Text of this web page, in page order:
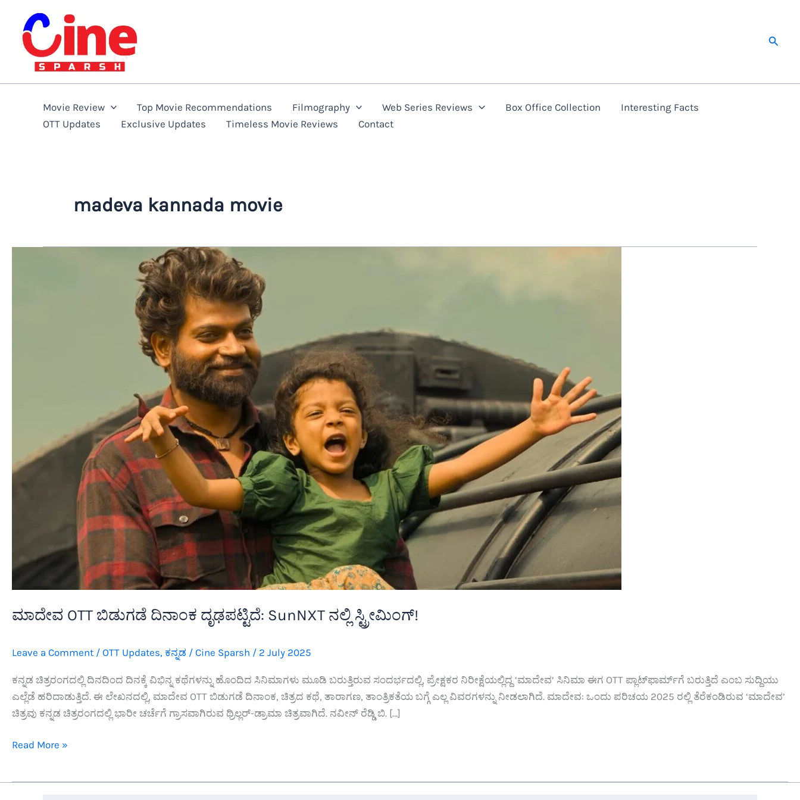
content
Movie Review Top Movie Recommendations Filmography Web Series Reviews Box Office Collection
Interesting Facts
OTT Updates
Exclusive Updates Timeless Movie Reviews Contact
madeva kannada movie
ಮಾದೇವ OTT ಬಿಡುಗಡೆ ದಿನಾಂಕ ದೃಢಪಟ್ಟಿದೆ: SunNXT ನಲ್ಲಿ ಸ್ಟ್ರೀಮಿಂಗ್!
Leave a Comment / OTT Updates, ಕನ್ನಡ / Cine Sparsh / 2 July 2025
ಕನ್ನಡ ಚಿತ್ರರಂಗದಲ್ಲಿ ದಿನದಿಂದ ದಿನಕ್ಕೆ ವಿಭಿನ್ನ ಕಥೆಗಳನ್ನು ಹೊಂದಿದ ಸಿನಿಮಾಗಳು ಮೂಡಿ ಬರುತ್ತಿರುವ ಸಂದರ್ಭದಲ್ಲಿ, ಪ್ರೇಕ್ಷಕರ ನಿರೀಕ್ಷೆಯಲ್ಲಿದ್ದ ‘ಮಾದೇವ’ ಸಿನಿಮಾ ಈಗ OTT ಪ್ಲಾಟ್‌ಫಾರ್ಮ್‌ಗೆ ಬರುತ್ತಿದೆ ಎಂಬ ಸುದ್ದಿಯು
ಎಲ್ಲೆಡೆ ಹರಿದಾಡುತ್ತಿದೆ. ಈ ಲೇಖನದಲ್ಲಿ, ಮಾದೇವ OTT ಬಿಡುಗಡೆ ದಿನಾಂಕ, ಚಿತ್ರದ ಕಥೆ, ತಾರಾಗಣ, ತಾಂತ್ರಿಕತೆಯ ಬಗ್ಗೆ ಎಲ್ಲ ವಿವರಗಳನ್ನು ನೀಡಲಾಗಿದೆ. ಮಾದೇವ: ಒಂದು ಪರಿಚಯ 2025 ರಲ್ಲಿ ತೆರೆಕಂಡಿರುವ ‘ಮಾದೇವ’
ಚಿತ್ರವು ಕನ್ನಡ ಚಿತ್ರರಂಗದಲ್ಲಿ ಭಾರೀ ಚರ್ಚೆಗೆ ಗ್ರಾಸವಾಗಿರುವ ಥ್ರಿಲ್ಲರ್-ಡ್ರಾಮಾ ಚಿತ್ರವಾಗಿದೆ. ನವೀನ್ ರೆಡ್ಡಿ ಬಿ. […]
ಮಾದೇವ
Read More »